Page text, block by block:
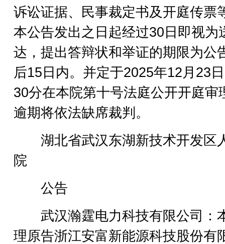
诉讼证据、民事裁定书及开庭传票
本公告发出之日起经过30日即视为
达，提出答辩状和举证的期限为公
后15日内。并定于2025年12月23
30分在本院第十号法庭公开开庭审
逾期将依法缺席裁判。
湖北省武汉东湖新技术开发区
院
公告
武汉瀚霆电力科技有限公司：
理原告浙江安富新能源科技股份有